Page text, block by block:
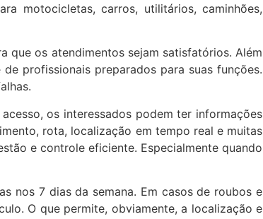
motocicletas, carros, utilitários, caminhões,
que os atendimentos sejam satisfatórios. Além
profissionais preparados para suas funções.
os interessados podem ter informações
rota, localização em tempo real e muitas
e controle eficiente. Especialmente quando
nos 7 dias da semana. Em casos de roubos e
O que permite, obviamente, a localização e